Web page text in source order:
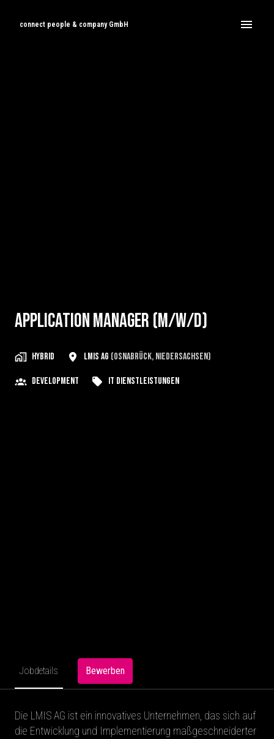
connect people & company GmbH
Startseite
Application Manager (m/w/d)
Hybrid LMIS AG (Osnabrück, Niedersachsen)
Development IT Dienstleistungen
Jobdetails Bewerben
Die LMIS AG ist ein innovatives Unternehmen, das sich auf
die Entwicklung und Implementierung maßgeschneiderter